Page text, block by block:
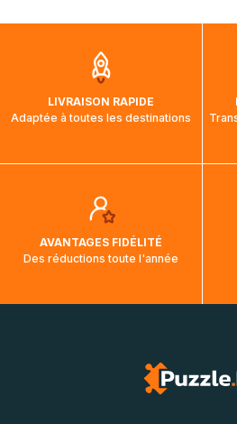
aura touché terre.
LIVRAISON RAPIDE
Adaptée à toutes les destinations
AVANTAGES FIDÉLITÉ
Des réductions toute l'année